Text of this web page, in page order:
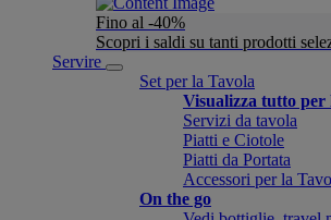
Fino al -40%
Scopri i saldi su tanti prodotti
Servire
Set per la Tavola
Visualizza tutto per
Servizi da tavola
Piatti e Ciotole
Piatti da Portata
Accessori per la
On the go